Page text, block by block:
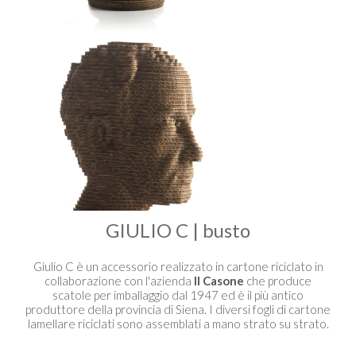
GIULIO C | busto
Giulio C è un accessorio realizzato in cartone riciclato in
collaborazione con l'azienda Il Casone che produce
scatole per imballaggio dal 1947 ed è il più antico
produttore della provincia di Siena. I diversi fogli di cartone
lamellare riciclati sono assemblati a mano strato su strato.